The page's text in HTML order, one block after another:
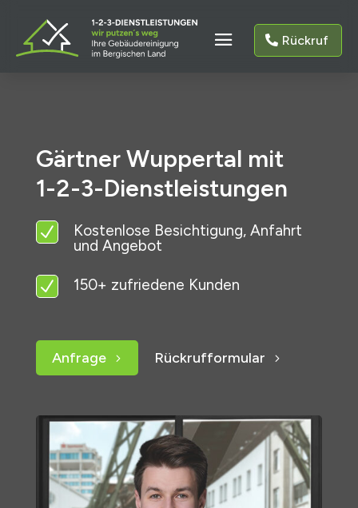
Rückruf
Gärtner Wuppertal mit
1-2-3-Dienstleistungen
N
Kostenlose Besichtigung, Anfahrt
und Angebot
N 150+ zufriedene Kunden
Anfrage Rückrufformular